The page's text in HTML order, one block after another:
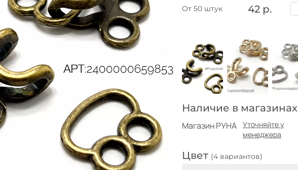
От 50 штук 42 р.
Наличие в магазинах
Магазин РУНА
Уточняйте у
менеджера
Цвет (4 вариантов)